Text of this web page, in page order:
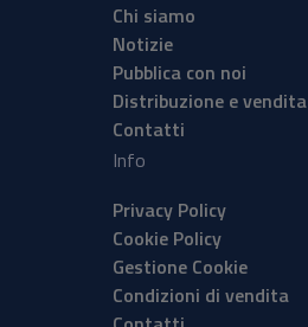
Chi siamo
Notizie
Pubblica con noi
Distribuzione e vendita
Contatti
Info
Privacy Policy
Cookie Policy
Gestione Cookie
Condizioni di vendita